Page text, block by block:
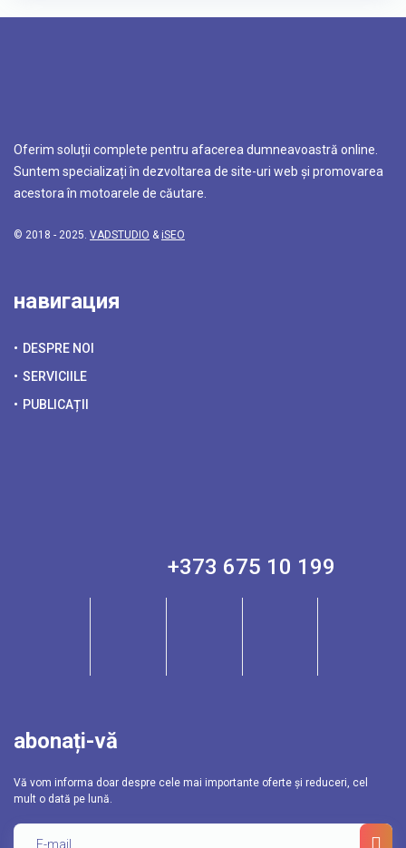
Oferim soluții complete pentru afacerea dumneavoastră online.
Suntem specializați în dezvoltarea de site-uri web și promovarea
acestora în motoarele de căutare.
© 2018 - 2025. VADSTUDIO & iSEO
навигация
DESPRE NOI
SERVICIILE
PUBLICAȚII
+373 675 10 199
abonați-vă
Vă vom informa doar despre cele mai importante oferte și reduceri, cel
mult o dată pe lună.